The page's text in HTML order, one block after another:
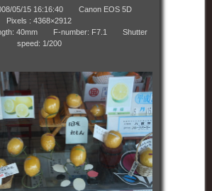
15 16:16:40 Canon EOS 5D
Pixels : 4368×2912
F-number: F7.1 Shutter
speed: 1/200